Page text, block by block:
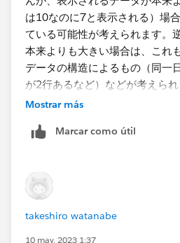
は10なのに7と表示される）​場
ている可能性が考えられます。
本来よりも大きい場合は、これ
データの構造によるもの（同一
が2行あるなど）などが考えられ
んが、COUNT関数は両者で挙
Mostrar más
Marcar como útil
takeshiro watanabe
10 may. 2023 1:37